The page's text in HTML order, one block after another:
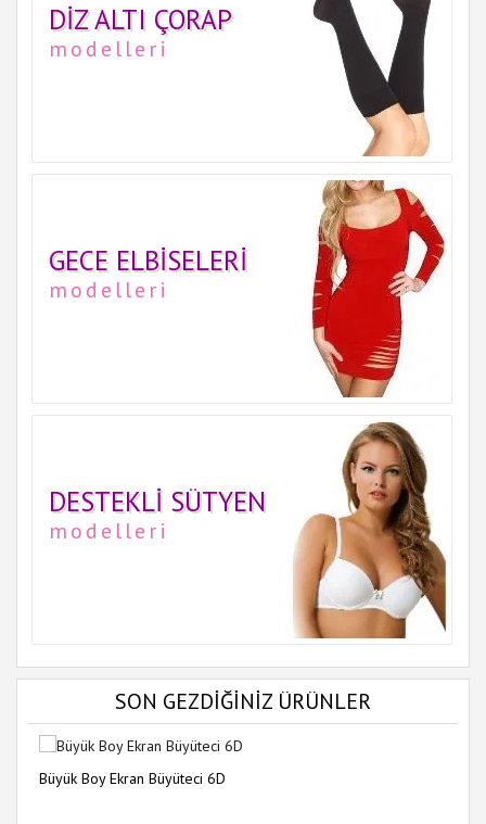
DIZ ALTI ÇORAP
modelleri
GECE ELBISELERI
modelleri
DESTEKLI SÜTYEN
modelleri
SON GEZDİĞİNİZ ÜRÜNLER
Büyük Boy Ekran Büyüteci 6D